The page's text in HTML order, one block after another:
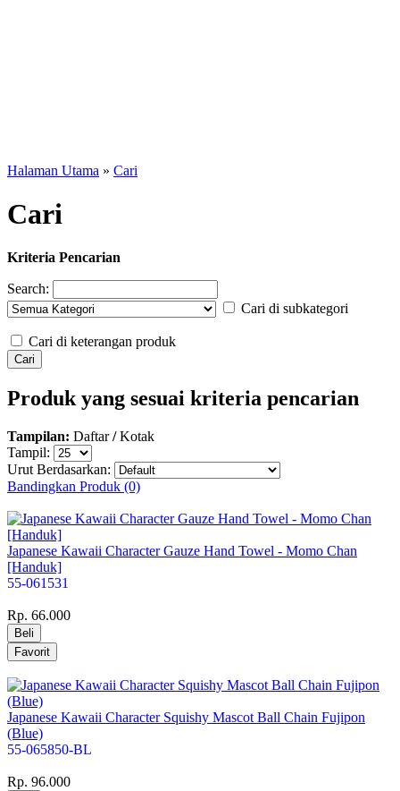
Halaman Utama » Cari
Cari
Kriteria Pencarian
Search:
Cari di subkategori
Cari di keterangan produk
Produk yang sesuai kriteria pencarian
Tampilan: Daftar/ Kotak
Tampil:
Urut Berdasarkan:
Bandingkan Produk (0)
Japanese Kawaii Character Gauze Hand Towel - Momo Chan
[Handuk]
55-061531
Rp. 66.000
Japanese Kawaii Character Squishy Mascot Ball Chain Fujipon
(Blue)
55-065850-BL
Rp. 96.000